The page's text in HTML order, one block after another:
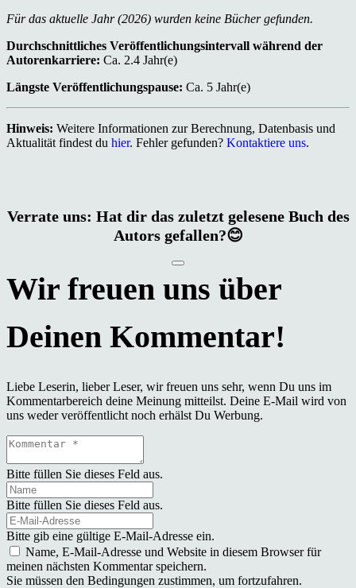
Für das aktuelle Jahr (2026) wurden keine Bücher gefunden.
Durchschnittliches Veröffentlichungsintervall während der
Autorenkarriere: Ca. 2.4 Jahr(e)
Längste Veröffentlichungspause: Ca. 5 Jahr(e)
Hinweis: Weitere Informationen zur Berechnung, Datenbasis und
Aktualität findest du hier. Fehler gefunden? Kontaktiere uns.
Verrate uns: Hat dir das zuletzt gelesene Buch des
Autors gefallen?😊
Liebe Leserin, lieber Leser, wir freuen uns sehr, wenn Du uns im
Kommentarbereich deine Meinung mitteilst. Deine E-Mail wird von
uns weder veröffentlicht noch erhälst Du Werbung.
Bitte füllen Sie dieses Feld aus.
Bitte füllen Sie dieses Feld aus.
Bitte gib eine gültige E-Mail-Adresse ein.
Name, E-Mail-Adresse und Website in diesem Browser für
meinen nächsten Kommentar speichern.
Sie müssen den Bedingungen zustimmen, um fortzufahren.